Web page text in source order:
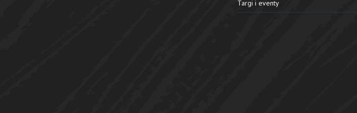
Targi i eventy